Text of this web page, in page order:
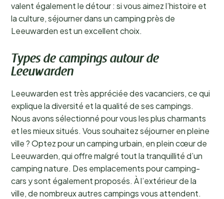
valent également le détour : si vous aimez l’histoire et
la culture, séjourner dans un camping près de
Leeuwarden est un excellent choix.
Types de campings autour de
Leeuwarden
Leeuwarden est très appréciée des vacanciers, ce qui
explique la diversité et la qualité de ses campings.
Nous avons sélectionné pour vous les plus charmants
et les mieux situés. Vous souhaitez séjourner en pleine
ville ? Optez pour un camping urbain, en plein cœur de
Leeuwarden, qui offre malgré tout la tranquillité d’un
camping nature. Des emplacements pour camping-
cars y sont également proposés. À l’extérieur de la
ville, de nombreux autres campings vous attendent.